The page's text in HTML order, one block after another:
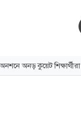
অনড় কুয়েট শিক্ষার্থীরা